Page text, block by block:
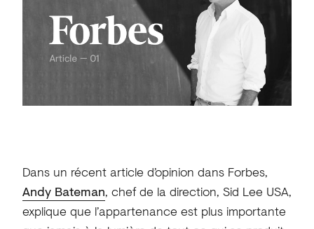
Dans un récent article d’opinion dans Forbes,
Andy Bateman, chef de la direction, Sid Lee USA,
explique que l’appartenance est plus importante